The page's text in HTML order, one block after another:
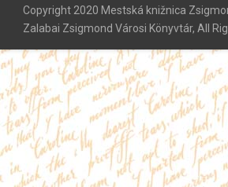
Copyright 2020 Mestská knižnica
Zalabai Zsigmond Városi Könyvtár, All